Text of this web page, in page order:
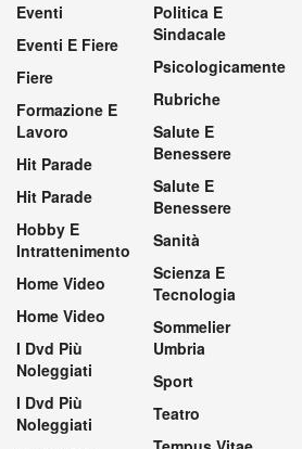
Eventi
Eventi E Fiere
Fiere
Formazione E
Lavoro
Hit Parade
Hit Parade
Hobby E
Intrattenimento
Home Video
Home Video
I Dvd Più
Noleggiati
I Dvd Più
Noleggiati
Politica E
Sindacale
Psicologicamente
Rubriche
Salute E
Benessere
Salute E
Benessere
Sanità
Scienza E
Tecnologia
Sommelier
Umbria
Sport
Teatro